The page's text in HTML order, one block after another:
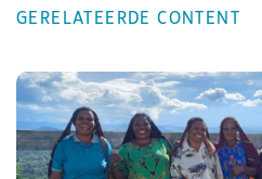
GERELATEERDE CONTENT